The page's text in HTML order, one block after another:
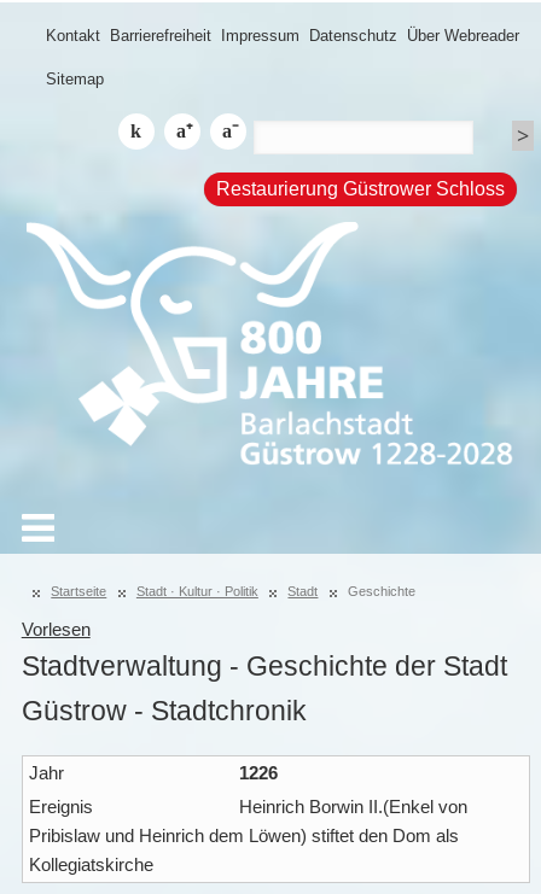
Kontakt Barrierefreiheit Impressum Datenschutz Über Webreader
Sitemap
Restaurierung Güstrower Schloss
Startseite Stadt · Kultur · Politik Stadt Geschichte
Vorlesen
Stadtverwaltung - Geschichte der Stadt
Güstrow - Stadtchronik
1226
Heinrich Borwin II.(Enkel von
Pribislaw und Heinrich dem Löwen) stiftet den Dom als
Kollegiatskirche